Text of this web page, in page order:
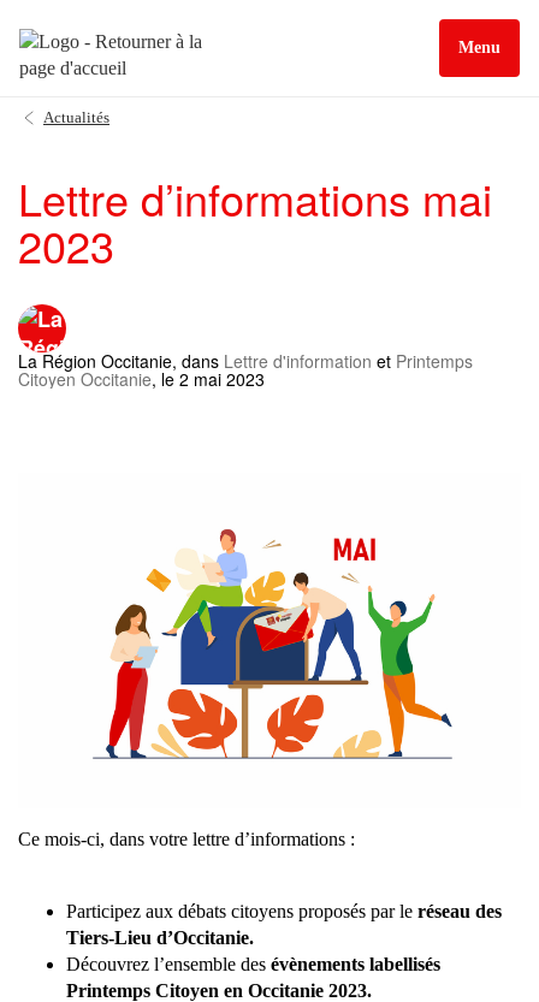
Menu
Actualités
Lettre d’informations mai
2023
La Région Occitanie, dans Lettre d'information et Printemps
Citoyen Occitanie, le 2 mai 2023
Ce mois-ci, dans votre lettre d’informations :
Participez aux débats citoyens proposés par le réseau des
Tiers-Lieu d’Occitanie.
Découvrez l’ensemble des évènements labellisés
Printemps Citoyen en Occitanie 2023.